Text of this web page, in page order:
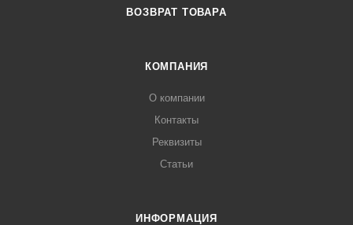
ВОЗВРАТ ТОВАРА
КОМПАНИЯ
О компании
Контакты
Реквизиты
Статьи
ИНФОРМАЦИЯ